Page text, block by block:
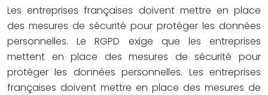
Les entreprises françaises doivent mettre en place
des mesures de sécurité pour protéger les données
personnelles. Le RGPD exige que les entreprises
mettent en place des mesures de sécurité pour
protéger les données personnelles. Les entreprises
françaises doivent mettre en place des mesures de